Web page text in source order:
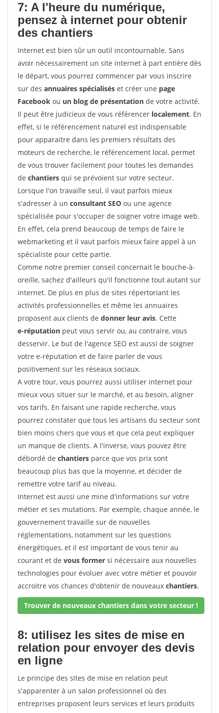
7: A l'heure du numérique,
pensez à internet pour obtenir
des chantiers
Internet est bien sûr un outil incontournable. Sans
avoir nécessairement un site internet à part entière dès
le départ, vous pourrez commencer par vous inscrire
sur des annuaires spécialisés et créer une page
Facebook ou un blog de présentation de votre activité.
Il peut être judicieux de vous référencer localement. En
effet, si le référencement naturel est indispensable
pour apparaitre dans les premiers résultats des
moteurs de recherche, le référencement local, permet
de vous trouver facilement pour toutes les demandes
de chantiers qui se prévoient sur votre secteur.
Lorsque l'on travaille seul, il vaut parfois mieux
s'adresser à un consultant SEO ou une agence
spécialisée pour s'occuper de soigner votre image web.
En effet, cela prend beaucoup de temps de faire le
webmarketing et il vaut parfois mieux faire appel à un
spécialiste pour cette partie.
Comme notre premier conseil concernait le bouche-à-
oreille, sachez d'ailleurs qu'il fonctionne tout autant sur
internet. De plus en plus de sites répertoriant les
activités professionnelles et même les annuaires
proposent aux clients de donner leur avis. Cette
e-réputation peut vous servir ou, au contraire, vous
desservir. Le but de l'agence SEO est aussi de soigner
votre e-réputation et de faire parler de vous
positivement sur les réseaux sociaux.
A votre tour, vous pourrez aussi utiliser internet pour
mieux vous situer sur le marché, et au besoin, aligner
vos tarifs. En faisant une rapide recherche, vous
pourrez constater que tous les artisans du secteur sont
bien moins chers que vous et que cela peut expliquer
un manque de clients. A l'inverse, vous pouvez être
débordé de chantiers parce que vos prix sont
beaucoup plus bas que la moyenne, et décider de
remettre votre tarif au niveau.
Internet est aussi une mine d'informations sur votre
métier et ses mutations. Par exemple, chaque année, le
gouvernement travaille sur de nouvelles
réglementations, notamment sur les questions
énergétiques, et il est important de vous tenir au
courant et de vous former si nécessaire aux nouvelles
technologies pour évoluer avec votre métier et pouvoir
accroitre vos chances d'obtenir de nouveaux chantiers.
Trouver de nouveaux chantiers dans votre secteur !
8: utilisez les sites de mise en
relation pour envoyer des devis
en ligne
Le principe des sites de mise en relation peut
s'apparenter à un salon professionnel où des
entreprises proposent leurs services et leurs produits